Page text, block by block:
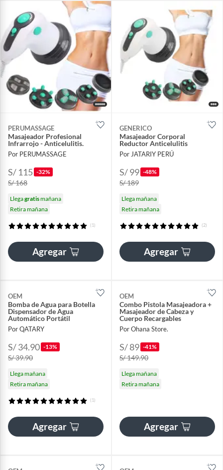
PERUMASSAGE
Masajeador Profesional
Infrarrojo - Anticelulitis.
Por PERUMASSAGE
S/ 115 -32%
S/ 168
Llegagratismañana
Retira mañana
(1)
Agregar
GENERICO
Masajeador Corporal
Reductor Anticelulitis
Por JATARIY PERÚ
S/ 99 -48%
S/ 189
Llega mañana
Retira mañana
(2)
Agregar
OEM
Bomba de Agua para Botella
Dispensador de Agua
Automático Portátil
Por QATARY
S/ 34.90 -13%
S/ 39.90
Llega mañana
Retira mañana
(1)
Agregar
OEM
Combo Pistola Masajeadora +
Masajeador de Cabeza y
Cuerpo Recargables
Por Ohana Store.
S/ 89 -41%
S/ 149.90
Llega mañana
Retira mañana
Agregar